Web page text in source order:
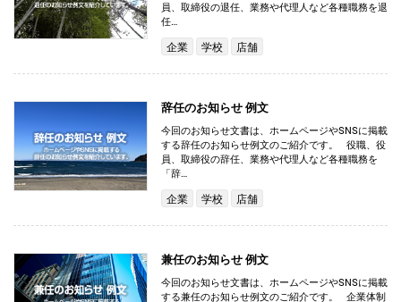
員、取締役の退任、業務や代理人など各種職務を退
任…
企業 学校 店舗
辞任のお知らせ 例文
今回のお知らせ文書は、ホームページやSNSに掲載
する辞任のお知らせ例文のご紹介です。 役職、役
員、取締役の辞任、業務や代理人など各種職務を
「辞…
企業 学校 店舗
兼任のお知らせ 例文
今回のお知らせ文書は、ホームページやSNSに掲載
する兼任のお知らせ例文のご紹介です。 企業体制